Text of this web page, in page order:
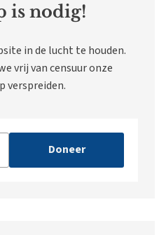
is nodig!
in de lucht te houden.
vrij van censuur onze
verspreiden.
Doneer